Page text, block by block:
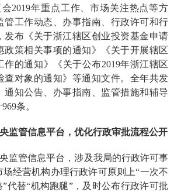
2019年重点工作、市场关注热点等方
管工作动态、办事指南、行政许可和行
发布《关于浙江辖区创业投资基金申请
政策相关事项的通知》《关于开展辖区
作的通知》《关于公布2019年浙江辖区
查对象的通知》等通知文件。全年共发
通知公告、办事指南、监管措施和辅导
条。
央监管信息平台，优化行政审批流程公开
监管信息平台，涉及我局的行政许可事
经营机构办理行政许可原则上“一次不
”代替“机构跑腿”，及时公布行政许可批